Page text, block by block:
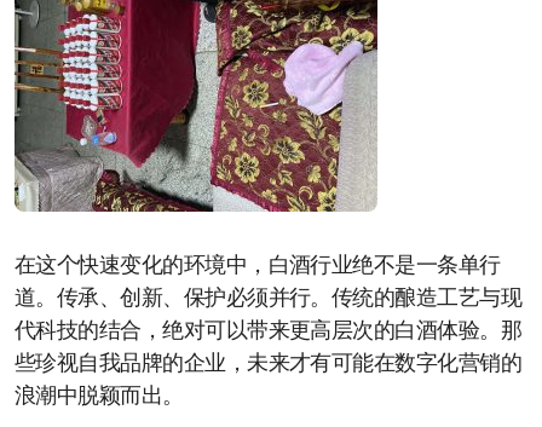
在这个快速变化的环境中，白酒行业绝不是一条单行
道。传承、创新、保护必须并行。传统的酿造工艺与现
代科技的结合，绝对可以带来更高层次的白酒体验。那
些珍视自我品牌的企业，未来才有可能在数字化营销的
浪潮中脱颖而出。